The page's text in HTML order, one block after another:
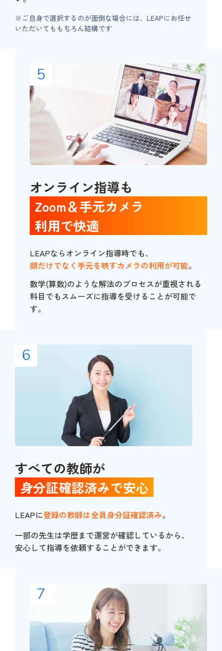
※ご自身で選択するのが面倒な場合には、LEAPにお任せ
いただいてももちろん結構です
5
オンライン指導も
Zoom＆手元カメラ
利用で快適
LEAPならオンライン指導時でも、
顔だけでなく手元を映すカメラの利用が可能。
数学(算数)のような解法のプロセスが重視される
科目でもスムーズに指導を受けることが可能で
す。
6
すべての教師が
身分証確認済みで安心
LEAPに登録の教師は全員身分証確認済み。
一部の先生は学歴まで運営が確認しているから、
安心して指導を依頼することができます。
7